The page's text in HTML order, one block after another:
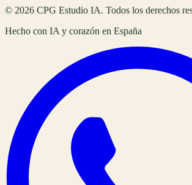
© 2026 CPG Estudio IA. Todos los derechos
Hecho con IA y corazón en España